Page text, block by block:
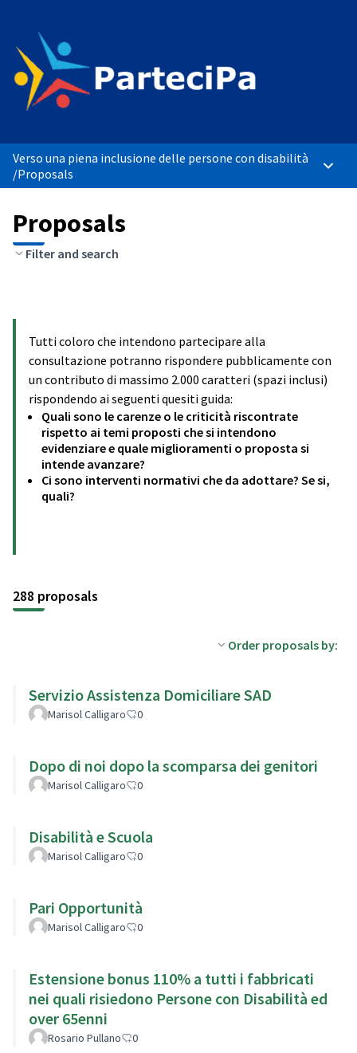
Verso una piena inclusione delle persone con disabilità
/Proposals Main
Proposals
Filter and search
Tutti coloro che intendono partecipare alla
consultazione potranno rispondere pubblicamente con
un contributo di massimo 2.000 caratteri (spazi inclusi)
rispondendo ai seguenti quesiti guida:
Quali sono le carenze o le criticità riscontrate
rispetto ai temi proposti che si intendono
evidenziare e quale miglioramenti o proposta si
intende avanzare?
Ci sono interventi normativi che da adottare? Se si,
quali?
288 proposals
Order proposals by:
Servizio Assistenza Domiciliare SAD
Marisol Calligaro 0
Dopo di noi dopo la scomparsa dei genitori
Marisol Calligaro 0
Disabilità e Scuola
Marisol Calligaro 0
Pari Opportunità
Marisol Calligaro 0
Estensione bonus 110% a tutti i fabbricati
nei quali risiedono Persone con Disabilità ed
over 65enni
Rosario Pullano 0